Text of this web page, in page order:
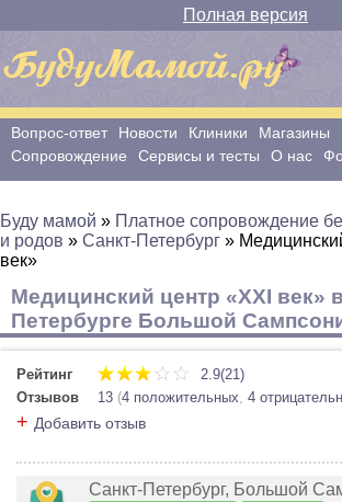
Полная версия
Вопрос-ответ Новости Клиники
Магазины
Сопровождение
Сервисы и тесты О нас
Буду мамой » Платное сопровождение
и родов » Санкт-Петербург »
век»
Медицинский центр «XXI век»
Петербурге Большой
Рейтинг
2.9(21)
Отзывов
13 (4 положительных, 4
+ Добавить отзыв
Санкт-Петербург, Большой